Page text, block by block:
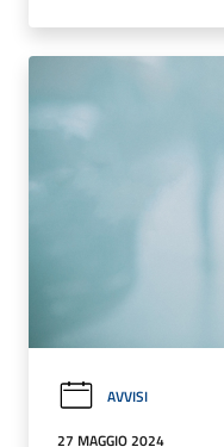
AVVISI
27 MAGGIO 2024